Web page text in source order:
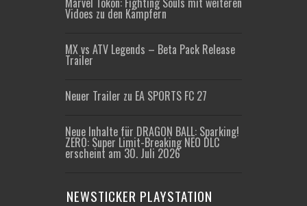
Vidoes zu den Kämpfern
MX vs ATV Legends – Beta Pack Release
Trailer
Neuer Trailer zu EA SPORTS FC 27
Neue Inhalte für DRAGON BALL: Sparking!
ZERO: Super Limit-Breaking NEO DLC
erscheint am 30. Juli 2026
NEWSTICKER PLAYSTATION